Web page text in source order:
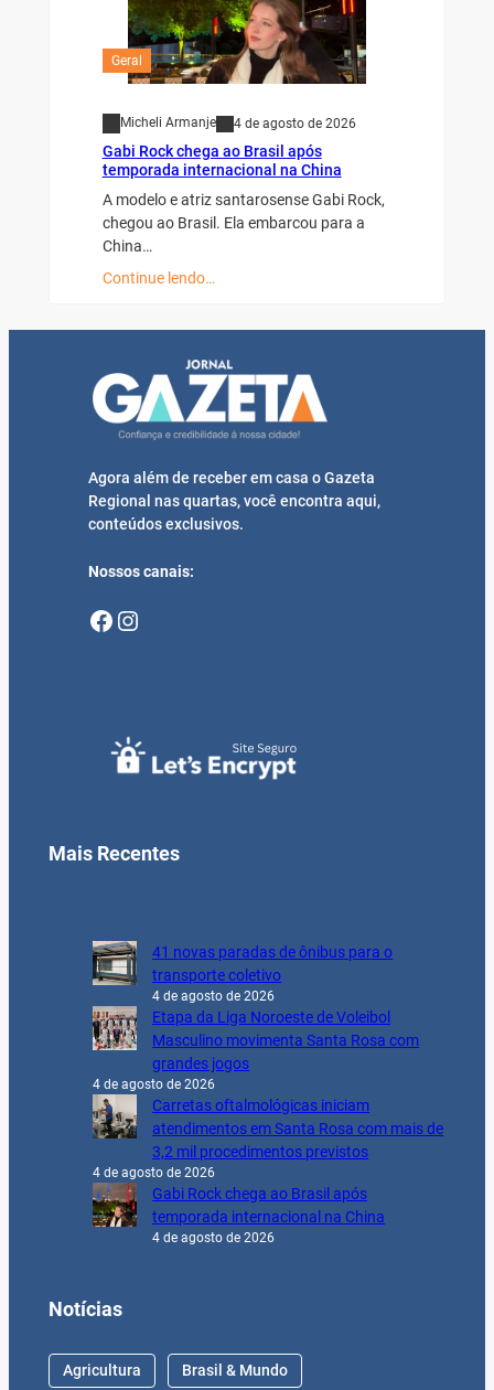
Geral
Micheli Armanje 4 de agosto de 2026
Gabi Rock chega ao Brasil após
temporada internacional na China
A modelo e atriz santarosense Gabi Rock,
chegou ao Brasil. Ela embarcou para a
China…
Continue lendo…
Agora além de receber em casa o Gazeta
Regional nas quartas, você encontra aqui,
conteúdos exclusivos.
Nossos canais:
Facebook Instagram
Mais Recentes
41 novas paradas de ônibus para o
transporte coletivo
4 de agosto de 2026
Etapa da Liga Noroeste de Voleibol
Masculino movimenta Santa Rosa com
grandes jogos
4 de agosto de 2026
Carretas oftalmológicas iniciam
atendimentos em Santa Rosa com mais de
3,2 mil procedimentos previstos
4 de agosto de 2026
Gabi Rock chega ao Brasil após
temporada internacional na China
4 de agosto de 2026
Notícias
Agricultura Brasil & Mundo